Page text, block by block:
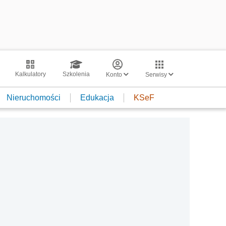
Kalkulatory Szkolenia Konto Serwisy
Nieruchomości Edukacja KSeF